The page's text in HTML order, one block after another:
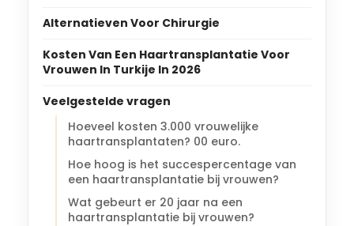
Alternatieven Voor Chirurgie
Kosten Van Een Haartransplantatie Voor
Vrouwen In Turkije In 2026
Veelgestelde vragen
Hoeveel kosten 3.000 vrouwelijke
haartransplantaten? 00 euro.
Hoe hoog is het succespercentage van
een haartransplantatie bij vrouwen?
Wat gebeurt er 20 jaar na een
haartransplantatie bij vrouwen?